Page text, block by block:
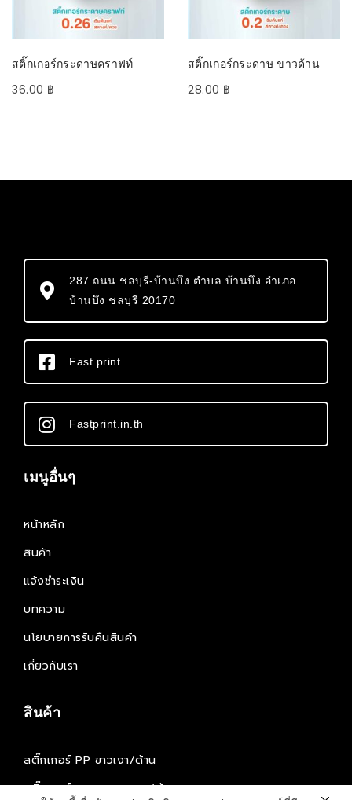
SELECT OPTIONS
สติ๊กเกอร์กระดาษคราฟท์
36.00 ฿
SELECT OPTIONS
สติ๊กเกอร์กระดาษ ขาวด้าน
28.00 ฿
287 ถนน ชลบุรี-บ้านบึง ตำบล บ้านบึง อำเภอ
บ้านบึง ชลบุรี 20170
Fast print
Fastprint.in.th
เมนูอื่นๆ
หน้าหลัก
สินค้า
แจ้งชำระเงิน
บทความ
นโยบายการรับคืนสินค้า
เกี่ยวกับเรา
สินค้า
สติ๊กเกอร์ PP ขาวเงา/ด้าน
สติ๊กเกอร์กระดาษ ขาวเงา/ด้าน